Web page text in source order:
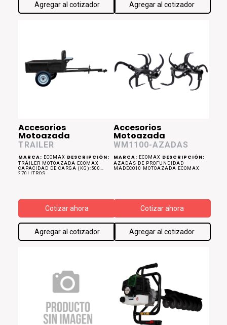
Agregar al cotizador Agregar al cotizador
Accesorios
Motoazada
TRAILER
MARCA: ECOMAX DESCRIPCIÓN:
TRÁILER MOTOAZADA ECOMAX
CAPACIDAD DE CARGA (KG):500
270LITROS
Cotizar ahora
Agregar al cotizador
Accesorios
Motoazada
WM1100-AZADAS
MARCA: ECOMAX DESCRIPCIÓN:
AZADAS DE PROFUNDIDAD
MADECO10 MOTOAZADA ECOMAX
Cotizar ahora
Agregar al cotizador